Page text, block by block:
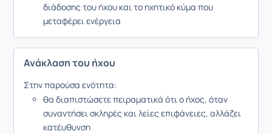
διάδοσης του ήχου και το ηχητικό κύμα που
μεταφέρει ενέργεια
Ανάκλαση του ήχου
Στην παρούσα ενότητα:
θα διαπιστώσετε πειραματικά ότι ο ήχος, όταν
συναντήσει σκληρές και λείες επιφάνειες, αλλάζει
κατέυθυνση